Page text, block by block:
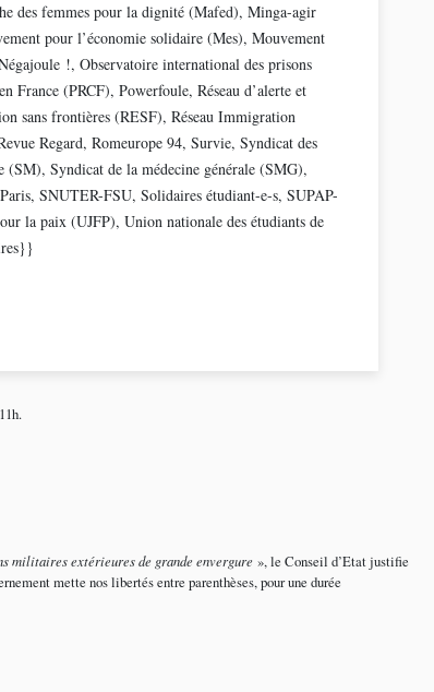
des femmes pour la dignité (Mafed), Minga-agir
pour l’économie solidaire (Mes), Mouvement
!, Observatoire international des prisons
France (PRCF), Powerfoule, Réseau d’alerte et
sans frontières (RESF), Réseau Immigration
Regard, Romeurope 94, Survie, Syndicat des
(SM), Syndicat de la médecine générale (SMG),
SNUTER-FSU, Solidaires étudiant-e-s, SUPAP-
la paix (UJFP), Union nationale des étudiants de
militaires extérieures de grande envergure », le Conseil d’Etat justifie
mette nos libertés entre parenthèses, pour une durée